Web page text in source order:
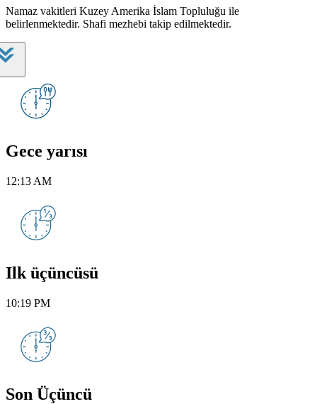
Namaz vakitleri Kuzey Amerika İslam Topluluğu ile
belirlenmektedir. Shafi mezhebi takip edilmektedir.
Gece yarısı
12:13 AM
Ilk üçüncüsü
10:19 PM
Son Üçüncü